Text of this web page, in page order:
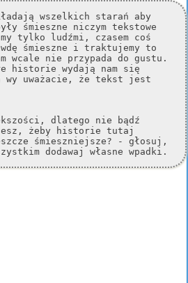
wszelkich starań aby
śmieszne niczym tekstowe
tylko ludźmi, czasem coś
śmieszne i traktujemy to
wcale nie przypada do gustu.
historie wydają nam się
wy uważacie, że tekst jest
dlatego nie bądź
żeby historie tutaj
śmieszniejsze? - głosuj,
dodawaj własne wpadki.